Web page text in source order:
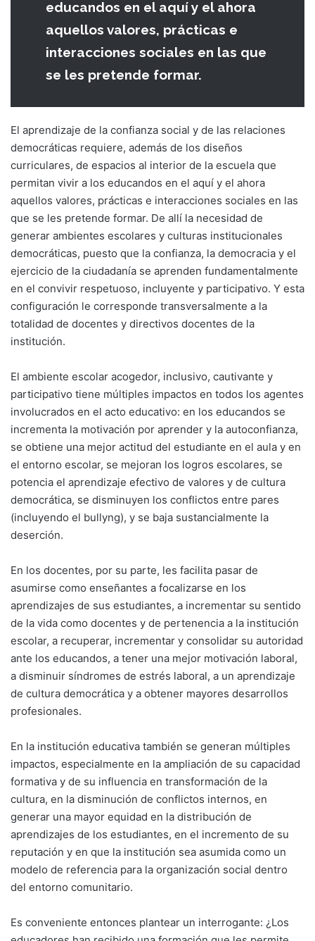
educandos en el aquí y el ahora
aquellos valores, prácticas e
interacciones sociales en las que
se les pretende formar.
El aprendizaje de la confianza social y de las relaciones
democráticas requiere, además de los diseños
curriculares, de espacios al interior de la escuela que
permitan vivir a los educandos en el aquí y el ahora
aquellos valores, prácticas e interacciones sociales en las
que se les pretende formar. De allí la necesidad de
generar ambientes escolares y culturas institucionales
democráticas, puesto que la confianza, la democracia y el
ejercicio de la ciudadanía se aprenden fundamentalmente
en el convivir respetuoso, incluyente y participativo. Y esta
configuración le corresponde transversalmente a la
totalidad de docentes y directivos docentes de la
institución.
El ambiente escolar acogedor, inclusivo, cautivante y
participativo tiene múltiples impactos en todos los agentes
involucrados en el acto educativo: en los educandos se
incrementa la motivación por aprender y la autoconfianza,
se obtiene una mejor actitud del estudiante en el aula y en
el entorno escolar, se mejoran los logros escolares, se
potencia el aprendizaje efectivo de valores y de cultura
democrática, se disminuyen los conflictos entre pares
(incluyendo el bullyng), y se baja sustancialmente la
deserción.
En los docentes, por su parte, les facilita pasar de
asumirse como enseñantes a focalizarse en los
aprendizajes de sus estudiantes, a incrementar su sentido
de la vida como docentes y de pertenencia a la institución
escolar, a recuperar, incrementar y consolidar su autoridad
ante los educandos, a tener una mejor motivación laboral,
a disminuir síndromes de estrés laboral, a un aprendizaje
de cultura democrática y a obtener mayores desarrollos
profesionales.
En la institución educativa también se generan múltiples
impactos, especialmente en la ampliación de su capacidad
formativa y de su influencia en transformación de la
cultura, en la disminución de conflictos internos, en
generar una mayor equidad en la distribución de
aprendizajes de los estudiantes, en el incremento de su
reputación y en que la institución sea asumida como un
modelo de referencia para la organización social dentro
del entorno comunitario.
Es conveniente entonces plantear un interrogante: ¿Los